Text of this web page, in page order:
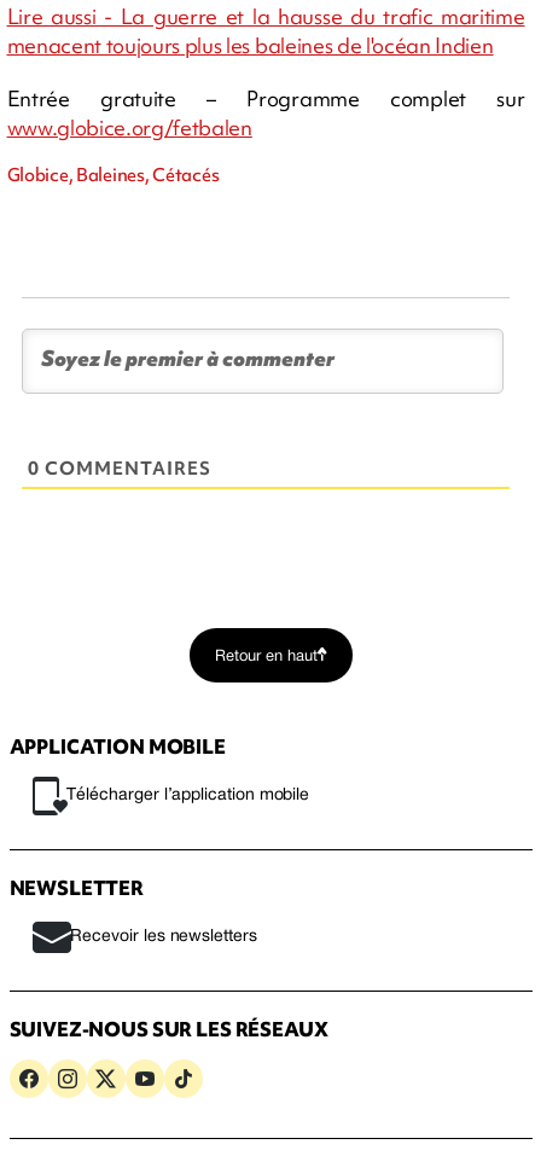
Lire aussi - La guerre et la hausse du trafic maritime
menacent toujours plus les baleines de l'océan Indien
Entrée gratuite – Programme complet sur
www.globice.org/fetbalen
Globice, Baleines, Cétacés
0 COMMENTAIRES
Retour en haut
APPLICATION MOBILE
Télécharger l’application mobile
NEWSLETTER
Recevoir les newsletters
SUIVEZ-NOUS SUR LES RÉSEAUX